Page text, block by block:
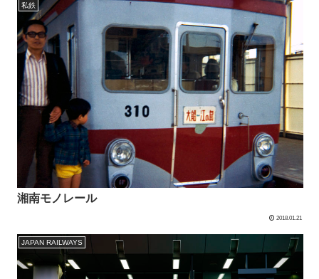
私鉄
湘南モノレール
2018.01.21
JAPAN RAILWAYS